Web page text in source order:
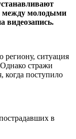
между молодыми
видеозапись.
ситуация
стражи
когда поступило
в